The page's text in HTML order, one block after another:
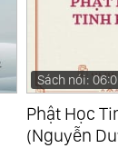
Sách nói:
Dịch Học
(Nguyễn